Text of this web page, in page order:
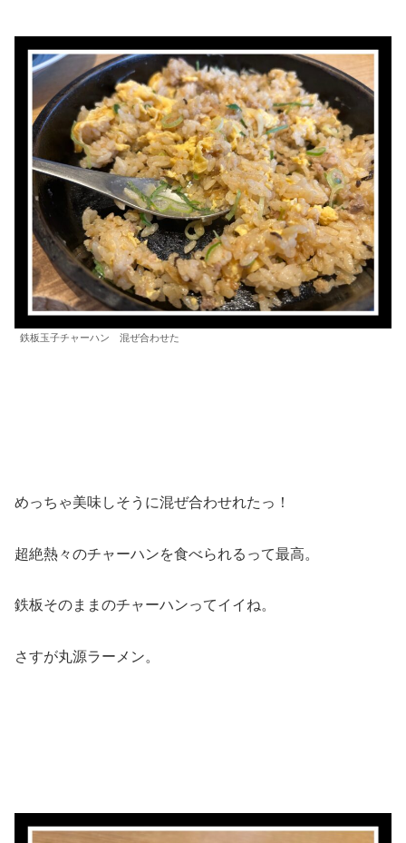
鉄板玉子チャーハン 混ぜ合わせた
めっちゃ美味しそうに混ぜ合わせれたっ！
超絶熱々のチャーハンを食べられるって最高。
鉄板そのままのチャーハンってイイね。
さすが丸源ラーメン。